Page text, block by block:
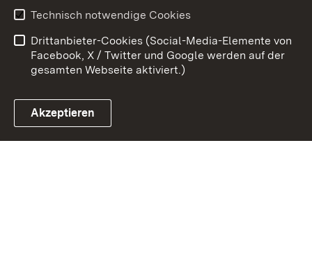
Link zum Landesportal
Barrierefreiheit
Impressum
Cookies
Technisch notwendige Cookies
Drittanbieter-Cookies (Social-Media-Elemente von
Facebook, X / Twitter und Google werden auf der
gesamten Webseite aktiviert.)
Akzeptieren